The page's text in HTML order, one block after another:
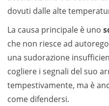
dovuti dalle alte
La causa principale è uno
che non riesce ad
una sudorazione
cogliere i segnali del suo
tempestivamente, ma è
come difendersi.